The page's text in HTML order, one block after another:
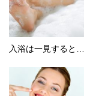
入浴は一見すると…